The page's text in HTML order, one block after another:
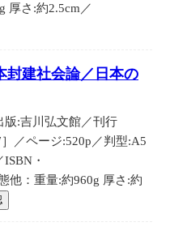
厚さ:約2.5cm／
封建社会論／日本の
版:吉川弘文館／刊行
／ページ:520p／判型:A5
・
他：重量:約960g 厚さ:約